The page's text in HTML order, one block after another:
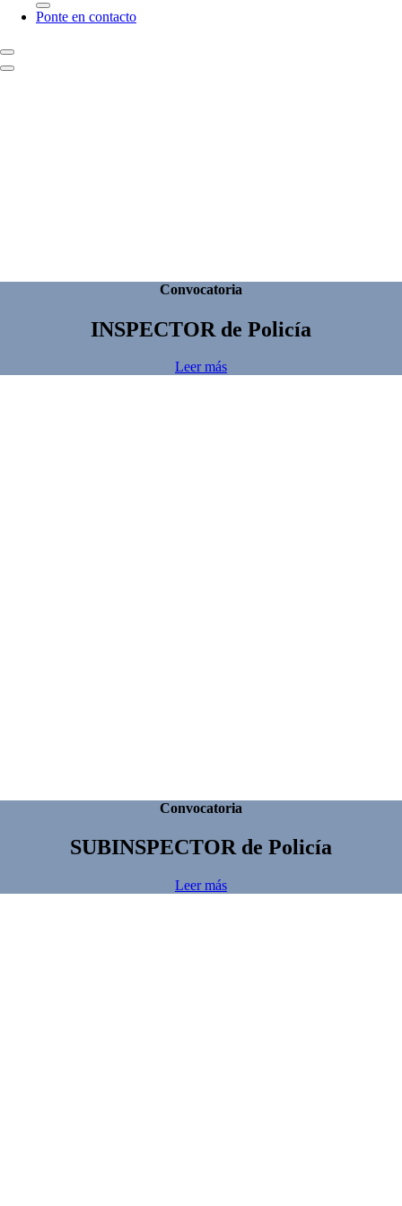
Ponte en contacto
Convocatoria
INSPECTOR de Policía
Leer más
Convocatoria
SUBINSPECTOR de Policía
Leer más